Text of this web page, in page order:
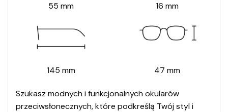
55 mm 16 mm
145 mm 47 mm
Szukasz modnych i funkcjonalnych okularów
przeciwsłonecznych, które podkreślą Twój styl i